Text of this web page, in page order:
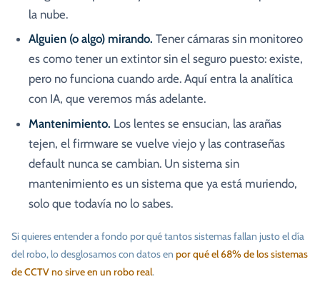
la nube.
Alguien (o algo) mirando. Tener cámaras sin monitoreo
es como tener un extintor sin el seguro puesto: existe,
pero no funciona cuando arde. Aquí entra la analítica
con IA, que veremos más adelante.
Mantenimiento. Los lentes se ensucian, las arañas
tejen, el firmware se vuelve viejo y las contraseñas
default nunca se cambian. Un sistema sin
mantenimiento es un sistema que ya está muriendo,
solo que todavía no lo sabes.
Si quieres entender a fondo por qué tantos sistemas fallan justo el día
del robo, lo desglosamos con datos en por qué el 68% de los sistemas
de CCTV no sirve en un robo real.